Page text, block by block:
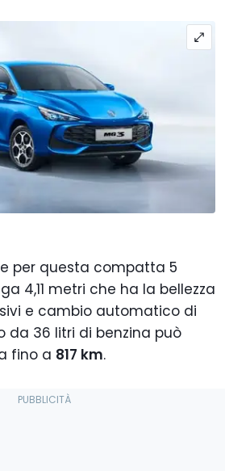
per questa compatta 5
4,11 metri che ha la bellezza
e cambio automatico di
da 36 litri di benzina può
fino a 817 km.